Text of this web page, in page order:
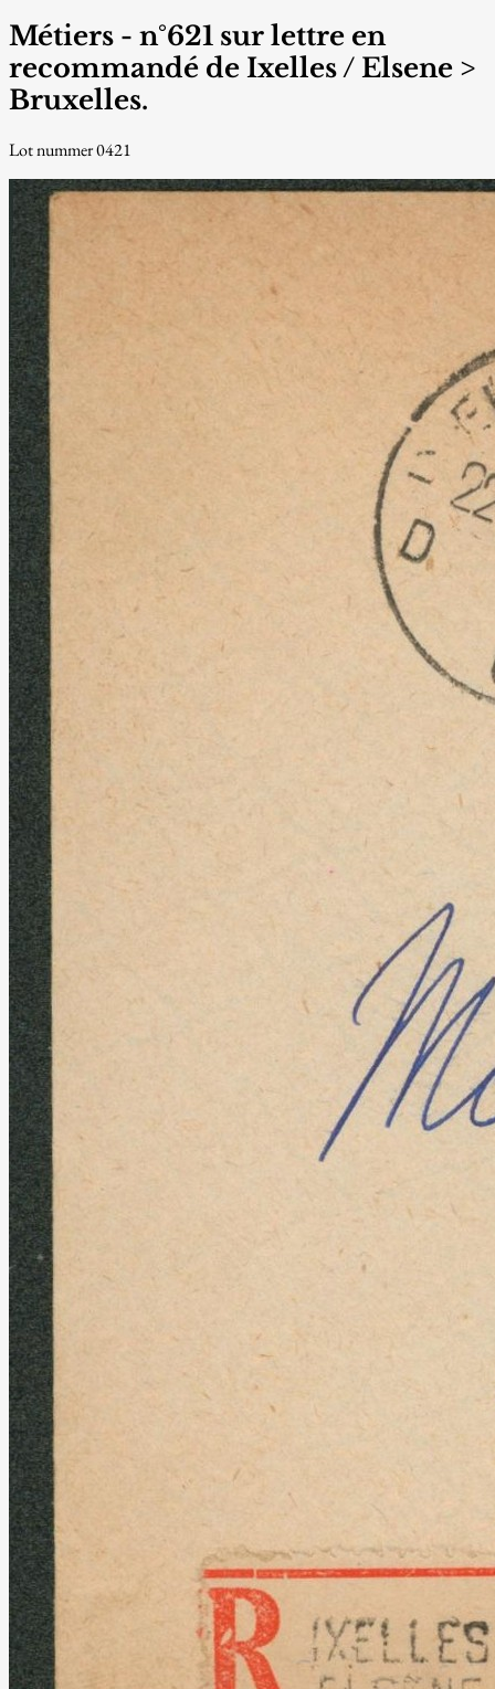
Métiers - n°621 sur lettre en
recommandé de Ixelles / Elsene >
Bruxelles.
Lot nummer 0421